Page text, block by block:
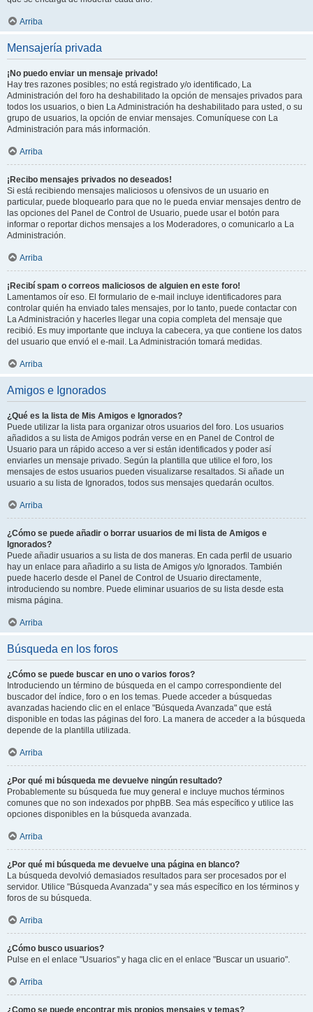
Arriba
Mensajería privada
¡No puedo enviar un mensaje privado!
Hay tres razones posibles; no está registrado y/o identificado, La
Administración del foro ha deshabilitado la opción de mensajes privados para
todos los usuarios, o bien La Administración ha deshabilitado para usted, o su
grupo de usuarios, la opción de enviar mensajes. Comuníquese con La
Administración para más información.
Arriba
¡Recibo mensajes privados no deseados!
Si está recibiendo mensajes maliciosos u ofensivos de un usuario en
particular, puede bloquearlo para que no le pueda enviar mensajes dentro de
las opciones del Panel de Control de Usuario, puede usar el botón para
informar o reportar dichos mensajes a los Moderadores, o comunicarlo a La
Administración.
Arriba
¡Recibí spam o correos maliciosos de alguien en este foro!
Lamentamos oír eso. El formulario de e-mail incluye identificadores para
controlar quién ha enviado tales mensajes, por lo tanto, puede contactar con
La Administración y hacerles llegar una copia completa del mensaje que
recibió. Es muy importante que incluya la cabecera, ya que contiene los datos
del usuario que envió el e-mail. La Administración tomará medidas.
Arriba
Amigos e Ignorados
¿Qué es la lista de Mis Amigos e Ignorados?
Puede utilizar la lista para organizar otros usuarios del foro. Los usuarios
añadidos a su lista de Amigos podrán verse en en Panel de Control de
Usuario para un rápido acceso a ver si están identificados y poder así
enviarles un mensaje privado. Según la plantilla que utilice el foro, los
mensajes de estos usuarios pueden visualizarse resaltados. Si añade un
usuario a su lista de Ignorados, todos sus mensajes quedarán ocultos.
Arriba
¿Cómo se puede añadir o borrar usuarios de mi lista de Amigos e
Ignorados?
Puede añadir usuarios a su lista de dos maneras. En cada perfil de usuario
hay un enlace para añadirlo a su lista de Amigos y/o Ignorados. También
puede hacerlo desde el Panel de Control de Usuario directamente,
introduciendo su nombre. Puede eliminar usuarios de su lista desde esta
misma página.
Arriba
Búsqueda en los foros
¿Cómo se puede buscar en uno o varios foros?
Introduciendo un término de búsqueda en el campo correspondiente del
buscador del índice, foro o en los temas. Puede acceder a búsquedas
avanzadas haciendo clic en el enlace "Búsqueda Avanzada" que está
disponible en todas las páginas del foro. La manera de acceder a la búsqueda
depende de la plantilla utilizada.
Arriba
¿Por qué mi búsqueda me devuelve ningún resultado?
Probablemente su búsqueda fue muy general e incluye muchos términos
comunes que no son indexados por phpBB. Sea más específico y utilice las
opciones disponibles en la búsqueda avanzada.
Arriba
¿Por qué mi búsqueda me devuelve una página en blanco?
La búsqueda devolvió demasiados resultados para ser procesados por el
servidor. Utilice "Búsqueda Avanzada" y sea más específico en los términos y
foros de su búsqueda.
Arriba
¿Cómo busco usuarios?
Pulse en el enlace "Usuarios" y haga clic en el enlace "Buscar un usuario".
Arriba
¿Como se puede encontrar mis propios mensajes y temas?